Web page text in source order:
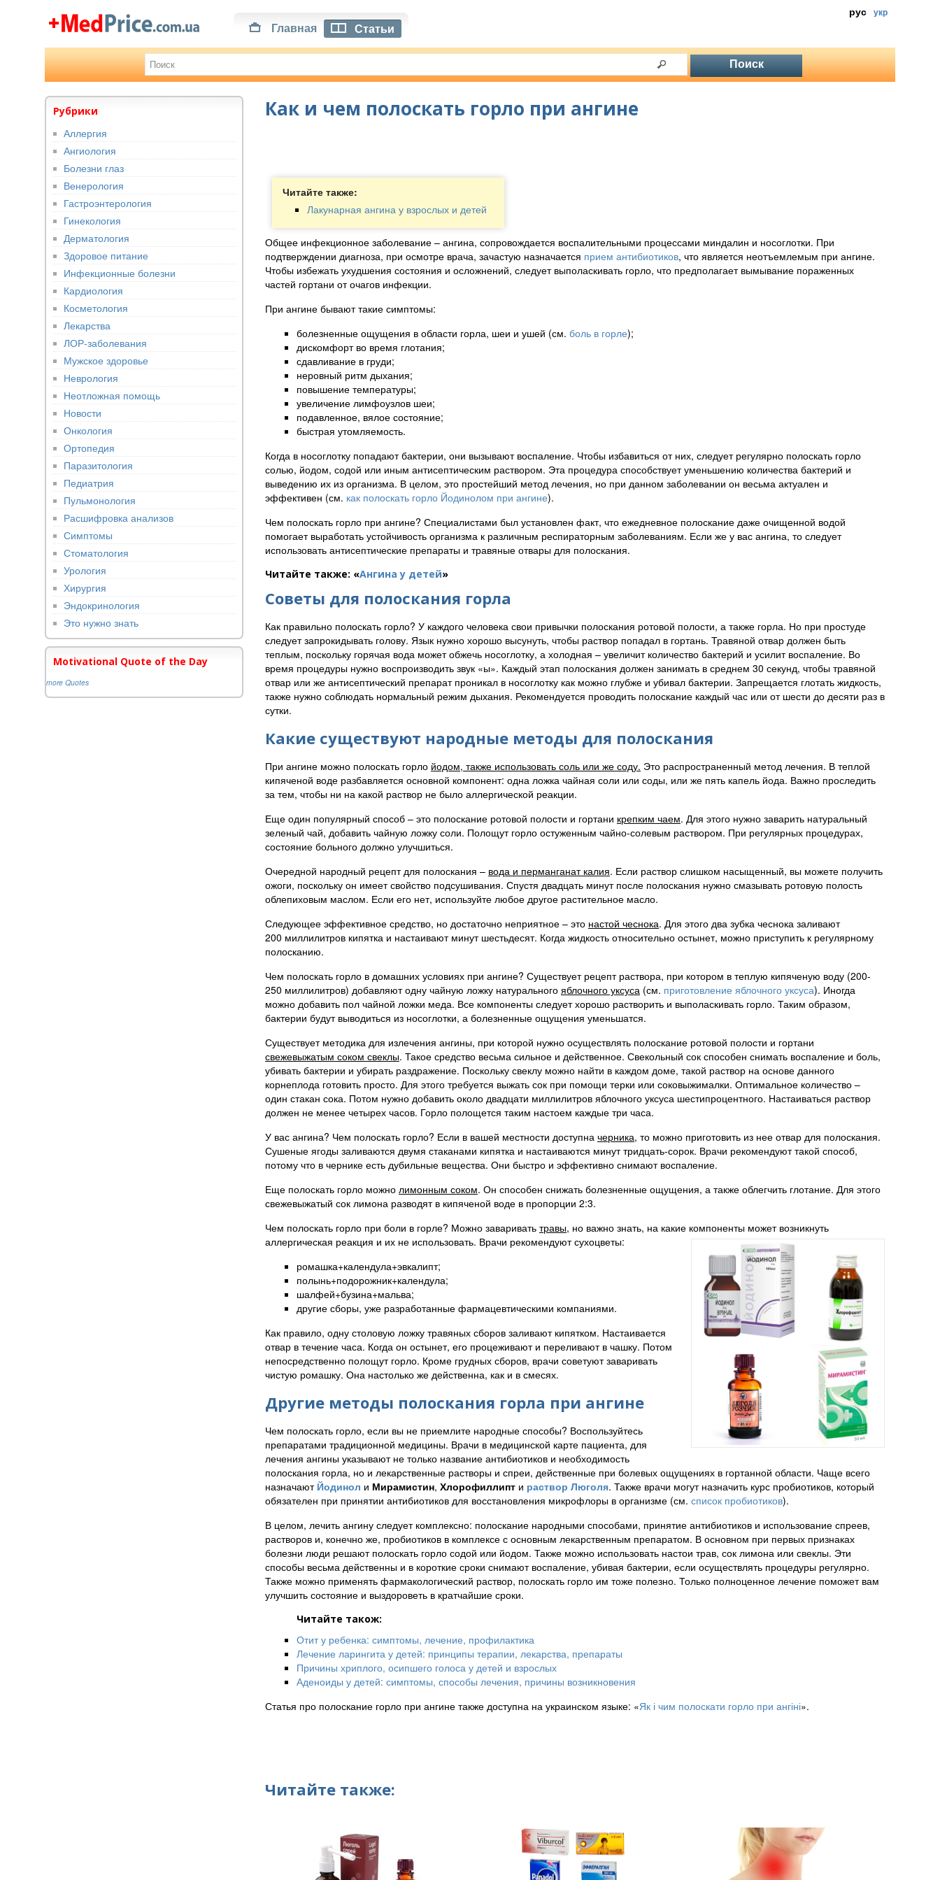
рус укр
Главная Статьи
Как и чем полоскать горло при ангине
Читайте также:
Лакунарная ангина у взрослых и детей
Общее инфекционное заболевание – ангина, сопровождается воспалительными процессами миндалин и носоглотки. При
подтверждении диагноза, при осмотре врача, зачастую назначается прием антибиотиков, что является неотъемлемым при ангине.
Чтобы избежать ухудшения состояния и осложнений, следует выполаскивать горло, что предполагает вымывание пораженных
частей гортани от очагов инфекции.
При ангине бывают такие симптомы:
болезненные ощущения в области горла, шеи и ушей (см. боль в горле);
дискомфорт во время глотания;
сдавливание в груди;
неровный ритм дыхания;
повышение температуры;
увеличение лимфоузлов шеи;
подавленное, вялое состояние;
быстрая утомляемость.
Когда в носоглотку попадают бактерии, они вызывают воспаление. Чтобы избавиться от них, следует регулярно полоскать горло
солью, йодом, содой или иным антисептическим раствором. Эта процедура способствует уменьшению количества бактерий и
выведению их из организма. В целом, это простейший метод лечения, но при данном заболевании он весьма актуален и
эффективен (см. как полоскать горло Йодинолом при ангине).
Чем полоскать горло при ангине? Специалистами был установлен факт, что ежедневное полоскание даже очищенной водой
помогает выработать устойчивость организма к различным респираторным заболеваниям. Если же у вас ангина, то следует
использовать антисептические препараты и травяные отвары для полоскания.
Читайте также: «Ангина у детей»
Советы для полоскания горла
Как правильно полоскать горло? У каждого человека свои привычки полоскания ротовой полости, а также горла. Но при простуде
следует запрокидывать голову. Язык нужно хорошо высунуть, чтобы раствор попадал в гортань. Травяной отвар должен быть
теплым, поскольку горячая вода может обжечь носоглотку, а холодная – увеличит количество бактерий и усилит воспаление. Во
время процедуры нужно воспроизводить звук «ы». Каждый этап полоскания должен занимать в среднем 30 секунд, чтобы травяной
отвар или же антисептический препарат проникал в носоглотку как можно глубже и убивал бактерии. Запрещается глотать жидкость,
также нужно соблюдать нормальный режим дыхания. Рекомендуется проводить полоскание каждый час или от шести до десяти раз в
сутки.
Какие существуют народные методы для полоскания
При ангине можно полоскать горло йодом, также использовать соль или же соду. Это распространенный метод лечения. В теплой
кипяченой воде разбавляется основной компонент: одна ложка чайная соли или соды, или же пять капель йода. Важно проследить
за тем, чтобы ни на какой раствор не было аллергической реакции.
Еще один популярный способ – это полоскание ротовой полости и гортани крепким чаем. Для этого нужно заварить натуральный
зеленый чай, добавить чайную ложку соли. Полощут горло остуженным чайно-солевым раствором. При регулярных процедурах,
состояние больного должно улучшиться.
Очередной народный рецепт для полоскания – вода и перманганат калия. Если раствор слишком насыщенный, вы можете получить
ожоги, поскольку он имеет свойство подсушивания. Спустя двадцать минут после полоскания нужно смазывать ротовую полость
облепиховым маслом. Если его нет, используйте любое другое растительное масло.
Следующее эффективное средство, но достаточно неприятное – это настой чеснока. Для этого два зубка чеснока заливают
200 миллилитров кипятка и настаивают минут шестьдесят. Когда жидкость относительно остынет, можно приступить к регулярному
полосканию.
Чем полоскать горло в домашних условиях при ангине? Существует рецепт раствора, при котором в теплую кипяченую воду (200-
250 миллилитров) добавляют одну чайную ложку натурального яблочного уксуса (см. приготовление яблочного уксуса). Иногда
можно добавить пол чайной ложки меда. Все компоненты следует хорошо растворить и выполаскивать горло. Таким образом,
бактерии будут выводиться из носоглотки, а болезненные ощущения уменьшатся.
Существует методика для излечения ангины, при которой нужно осуществлять полоскание ротовой полости и гортани
свежевыжатым соком свеклы. Такое средство весьма сильное и действенное. Свекольный сок способен снимать воспаление и боль,
убивать бактерии и убирать раздражение. Поскольку свеклу можно найти в каждом доме, такой раствор на основе данного
корнеплода готовить просто. Для этого требуется выжать сок при помощи терки или соковыжималки. Оптимальное количество –
один стакан сока. Потом нужно добавить около двадцати миллилитров яблочного уксуса шестипроцентного. Настаиваться раствор
должен не менее четырех часов. Горло полощется таким настоем каждые три часа.
У вас ангина? Чем полоскать горло? Если в вашей местности доступна черника, то можно приготовить из нее отвар для полоскания.
Сушеные ягоды заливаются двумя стаканами кипятка и настаиваются минут тридцать-сорок. Врачи рекомендуют такой способ,
потому что в чернике есть дубильные вещества. Они быстро и эффективно снимают воспаление.
Еще полоскать горло можно лимонным соком. Он способен снижать болезненные ощущения, а также облегчить глотание. Для этого
свежевыжатый сок лимона разводят в кипяченой воде в пропорции 2:3.
Чем полоскать горло при боли в горле? Можно заваривать травы, но важно знать, на какие компоненты может возникнуть
аллергическая реакция и их не использовать. Врачи рекомендуют сухоцветы:
ромашка+календула+эвкалипт;
полынь+подорожник+календула;
шалфей+бузина+мальва;
другие сборы, уже разработанные фармацевтическими компаниями.
Как правило, одну столовую ложку травяных сборов заливают кипятком. Настаивается
отвар в течение часа. Когда он остынет, его процеживают и переливают в чашку. Потом
непосредственно полощут горло. Кроме грудных сборов, врачи советуют заваривать
чистую ромашку. Она настолько же действенна, как и в смесях.
Другие методы полоскания горла при ангине
Чем полоскать горло, если вы не приемлите народные способы? Воспользуйтесь
препаратами традиционной медицины. Врачи в медицинской карте пациента, для
лечения ангины указывают не только название антибиотиков и необходимость
полоскания горла, но и лекарственные растворы и спреи, действенные при болевых ощущениях в гортанной области. Чаще всего
назначают Йодинол и Мирамистин, Хлорофиллипт и раствор Люголя. Также врачи могут назначить курс пробиотиков, который
обязателен при принятии антибиотиков для восстановления микрофлоры в организме (см. список пробиотиков).
В целом, лечить ангину следует комплексно: полоскание народными способами, принятие антибиотиков и использование спреев,
растворов и, конечно же, пробиотиков в комплексе с основным лекарственным препаратом. В основном при первых признаках
болезни люди решают полоскать горло содой или йодом. Также можно использовать настои трав, сок лимона или свеклы. Эти
способы весьма действенны и в короткие сроки снимают воспаление, убивая бактерии, если осуществлять процедуры регулярно.
Также можно применять фармакологический раствор, полоскать горло им тоже полезно. Только полноценное лечение поможет вам
улучшить состояние и выздороветь в кратчайшие сроки.
Читайте також:
Отит у ребенка: симптомы, лечение, профилактика
Лечение ларингита у детей: принципы терапии, лекарства, препараты
Причины хриплого, осипшего голоса у детей и взрослых
Аденоиды у детей: симптомы, способы лечения, причины возникновения
Статья про полоскание горло при ангине также доступна на украинском языке: «Як і чим полоскати горло при ангіні».
Читайте также:
Рубрики
Аллергия
Ангиология
Болезни глаз
Венерология
Гастроэнтерология
Гинекология
Дерматология
Здоровое питание
Инфекционные болезни
Кардиология
Косметология
Лекарства
ЛОР-заболевания
Мужское здоровье
Неврология
Неотложная помощь
Новости
Онкология
Ортопедия
Паразитология
Педиатрия
Пульмонология
Расшифровка анализов
Симптомы
Стоматология
Урология
Хирургия
Эндокринология
Это нужно знать
Motivational Quote of the Day
more Quotes